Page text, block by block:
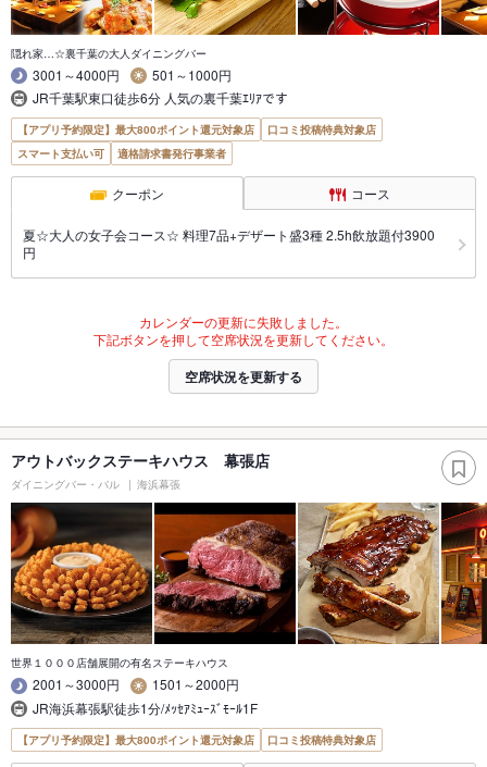
隠れ家…☆裏千葉の大人ダイニングバー
3001～4000円
501～1000円
JR千葉駅東口徒歩6分 人気の裏千葉ｴﾘｱです
【アプリ予約限定】最大800ポイント還元対象店
口コミ投稿特典対象店
スマート支払い可
適格請求書発行事業者
クーポン コース
夏☆大人の女子会コース☆ 料理7品+デザート盛3種 2.5h飲放題付3900
円
カレンダーの更新に失敗しました。
下記ボタンを押して空席状況を更新してください。
空席状況を更新する
アウトバックステーキハウス 幕張店
ダイニングバー・バル 海浜幕張
世界１０００店舗展開の有名ステーキハウス
2001～3000円
1501～2000円
JR海浜幕張駅徒歩1分/ﾒｯｾｱﾐｭｰｽﾞﾓｰﾙ1F
【アプリ予約限定】最大800ポイント還元対象店 口コミ投稿特典対象店